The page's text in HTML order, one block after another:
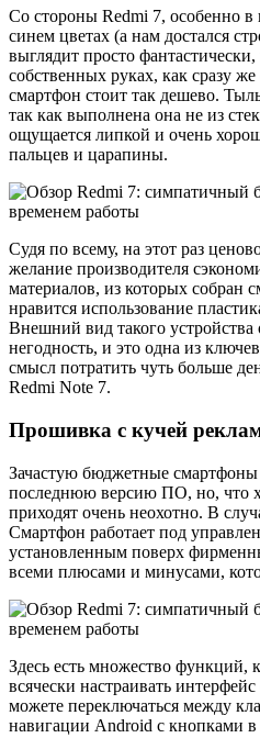
Со стороны Redmi 7, особенно в
синем цветах (а нам достался
выглядит просто
собственных руках, как сразу
смартфон стоит так дешево.
так как выполнена она не из
ощущается липкой и очень
пальцев и царапины.
Судя по всему, на этот раз
желание производителя
материалов, из которых собран
нравится использование
Внешний вид такого устройства
негодность, и это одна из
смысл потратить чуть больше
Redmi Note 7.
Прошивка с кучей
Зачастую бюджетные
последнюю версию ПО, но, что
приходят очень неохотно. В
Смартфон работает под
установленным поверх
всеми плюсами и минусами,
Здесь есть множество функций,
всячески настраивать
можете переключаться между
навигации Android с кнопками